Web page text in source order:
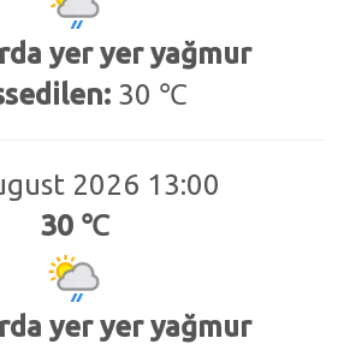
yer yer yağmur
30 ℃
2026 13:00
30 ℃
yer yer yağmur